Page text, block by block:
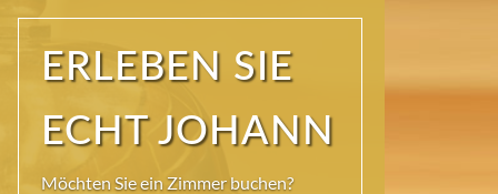
ERLEBEN SIE
ECHT JOHANN
Möchten Sie ein Zimmer buchen?